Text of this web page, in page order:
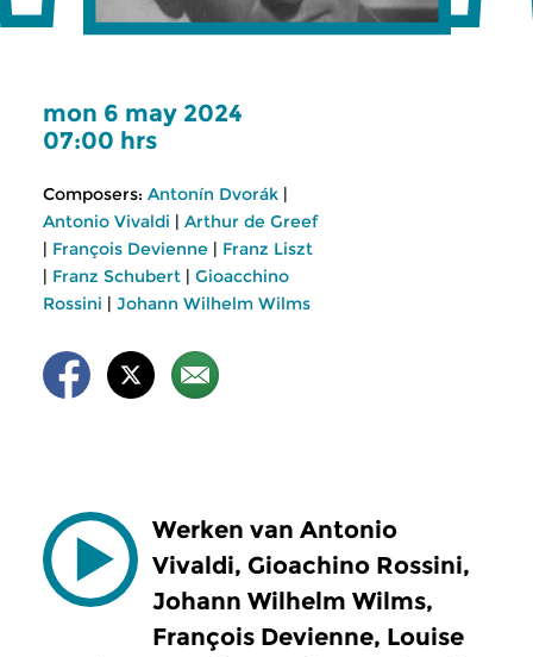
mon 6 may 2024
07:00 hrs
Composers: Antonín Dvorák |
Antonio Vivaldi | Arthur de Greef
| François Devienne | Franz Liszt
| Franz Schubert | Gioacchino
Rossini | Johann Wilhelm Wilms
Werken van Antonio
Vivaldi, Gioachino Rossini,
Johann Wilhelm Wilms,
François Devienne, Louise